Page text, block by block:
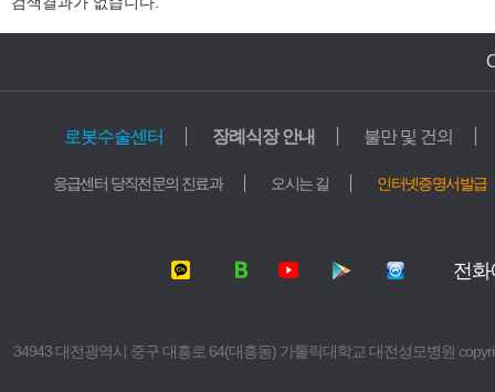
의료기관
가톨릭중앙의료원
은평성모병원
교육기관
학교법인 가
가톨릭대학
간호대학
로봇수술센터 장례식장 안내 불만 및 건의
응급센터 당직전문의 진료과 오시는 길 인터넷증명서발급
전
34943 대전광역시 중구 대흥로 64(대흥동) 가톨릭대학교 대전성모병원